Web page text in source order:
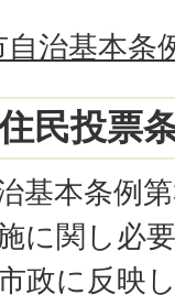
自治基本条
民投票
基本条例
に関し必
政に反映